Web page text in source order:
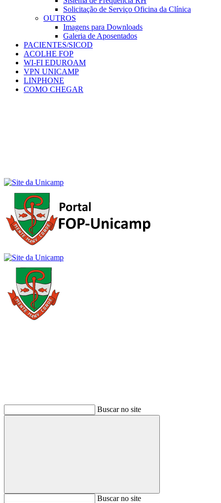
Solicitação de Serviço Oficina da Clínica
OUTROS
Imagens para Downloads
Galeria de Aposentados
PACIENTES/SICOD
ACOLHE FOP
WI-FI EDUROAM
VPN UNICAMP
LINPHONE
COMO CHEGAR
Buscar no site
BuscarBuscar no site